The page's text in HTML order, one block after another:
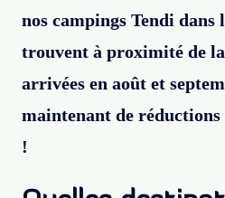
nos campings Tendi dans
trouvent à proximité de
arrivées en août et
maintenant de
!